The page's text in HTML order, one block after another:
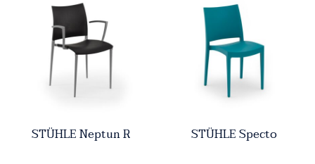
STÜHLE Neptun R STÜHLE Specto